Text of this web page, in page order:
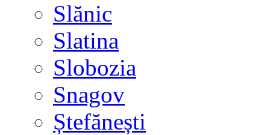
Slănic
Slatina
Slobozia
Snagov
Ștefănești